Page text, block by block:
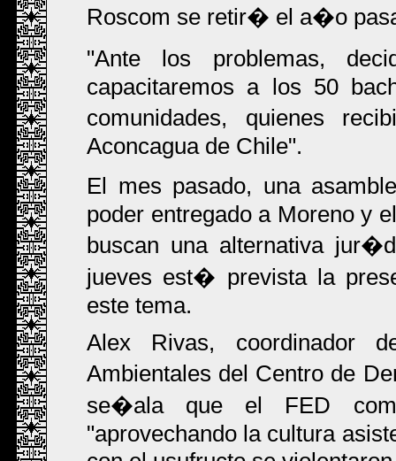
Roscom se retir� el a�o
"Ante los problemas,
capacitaremos a los 50
comunidades, quienes
Aconcagua de Chile".
El mes pasado, una
poder entregado a Moreno y
buscan una alternativa
jueves est� prevista la
este tema.
Alex Rivas, coordinador
Ambientales del Centro de
se�ala que el FED
"aprovechando la cultura